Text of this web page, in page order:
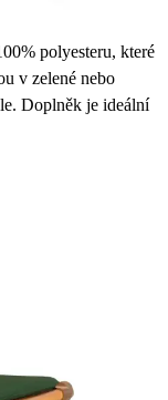
polyesteru, které
v zelené nebo
Doplněk je ideální